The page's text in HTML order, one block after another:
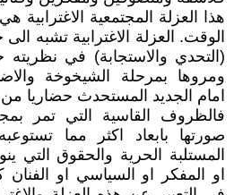
هذا العزلة المجتمعية
الوقت. العزلة الاغترابية تشبه
(التحدي والاستجابة) في
ومروها بمرحلة الشيخوخة
امام الجديد المستحدث حضاريا
فالظروف القاسية التي تمر
صورتها بابعاد اكثر مما
المستلبة الحرية والحقوق التي
او المفكر او السياسي او الفنان